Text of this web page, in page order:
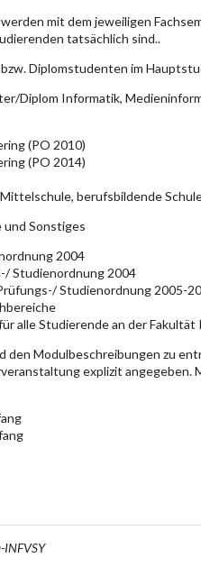
mit dem jeweiligen
tatsächlich sind..
Diplomstudenten im
Diplom Informatik,
(PO 2010)
(PO 2014)
berufsbildende
Sonstiges
2004
Studienordnung 2004
Studienordnung 2005-
alle Studierende an der
Modulbeschreibungen zu
explizit angegeben.